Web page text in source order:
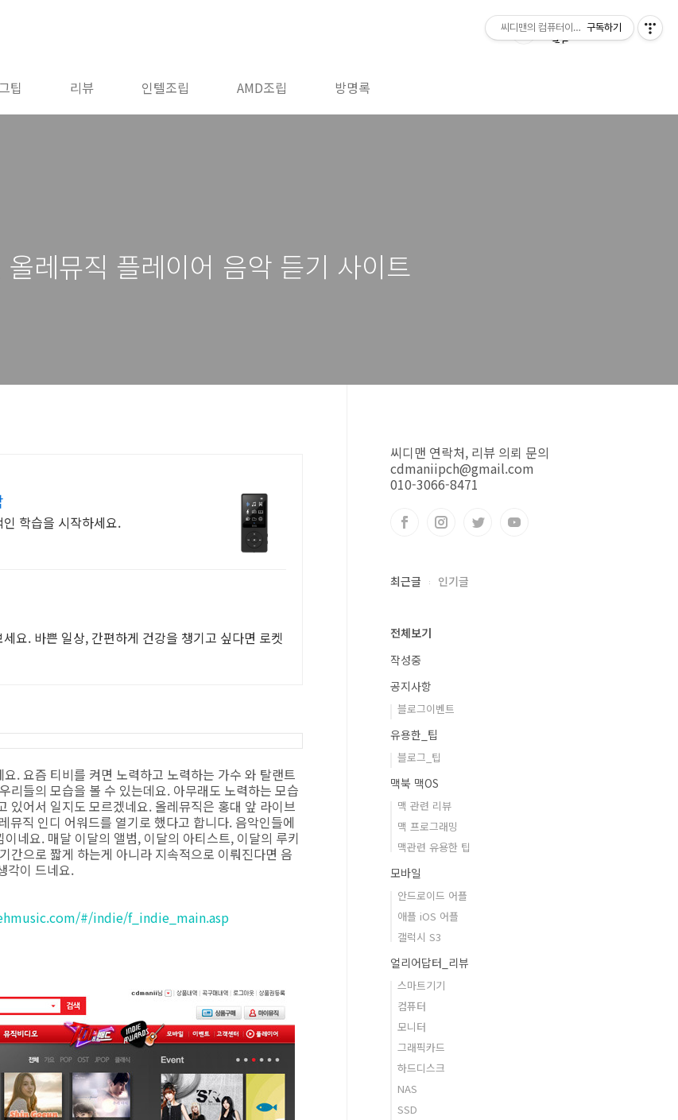
팁 리뷰 인텔조립 AMD조립 방명록
레뮤직 플레이어 음악 듣기 사이트
학습을 시작하세요.
요. 바쁜 일상, 간편하게 건강을 챙기고 싶다면 로켓
. 요즘 티비를 켜면 노력하고 노력하는 가수 와 탈랜트
리들의 모습을 볼 수 있는데요. 아무래도 노력하는 모습
있어서 일지도 모르겠네요. 올레뮤직은 홍대 앞 라이브
직 인디 어워드를 열기로 했다고 합니다. 음악인들에
네요. 매달 이달의 앨범, 이달의 아티스트, 이달의 루키
간으로 짧게 하는게 아니라 지속적으로 이뤄진다면 음
각이 드네요.
#/indie/f_indie_main.asp
씨디맨 연락처, 리뷰 의뢰 문의
cdmaniipch@gmail.com
010-3066-8471
최근글 인기글
전체보기
작성중
공지사항
블로그이벤트
유용한_팁
블로그_팁
맥북 맥OS
맥 관련 리뷰
맥 프로그래밍
맥관련 유용한 팁
모바일
안드로이드 어플
애플 iOS 어플
갤럭시 S3
얼리어답터_리뷰
스마트기기
컴퓨터
모니터
그래픽카드
하드디스크
NAS
SSD
씨디맨의 컴퓨터이야기구독하기